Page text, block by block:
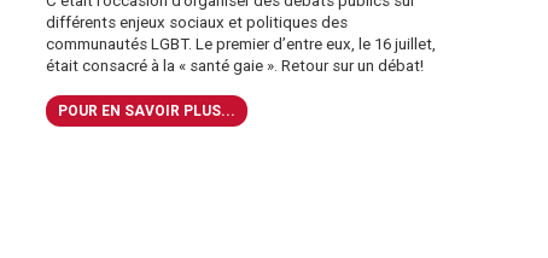
différents enjeux sociaux et politiques des
communautés LGBT. Le premier d’entre eux, le 16 juillet,
était consacré à la « santé gaie ». Retour sur un débat!
POUR EN SAVOIR PLUS...